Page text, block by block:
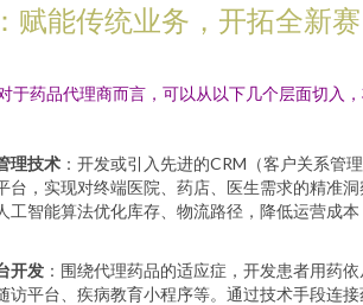
赋能传统业务，开拓全新赛
于药品代理商而言，可以从以下几个层面切入
理技术 ：开发或引入先进的CRM（客户关系管
台，实现对终端医院、药店、医生需求的精准洞
工智能算法优化库存、物流路径，降低运营成本
开发 ：围绕代理药品的适应症，开发患者用药
访平台、疾病教育小程序等。通过技术手段连接